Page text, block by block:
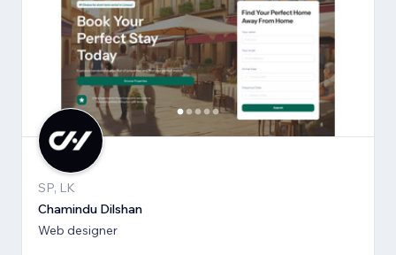
SP, LK
Chamindu Dilshan
Web designer